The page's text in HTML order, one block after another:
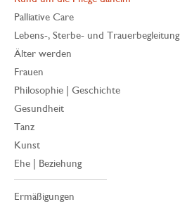
Palliative Care
Lebens-, Sterbe- und Trauerbegleitung
Älter werden
Frauen
Philosophie | Geschichte
Gesundheit
Tanz
Kunst
Ehe | Beziehung
Ermäßigungen